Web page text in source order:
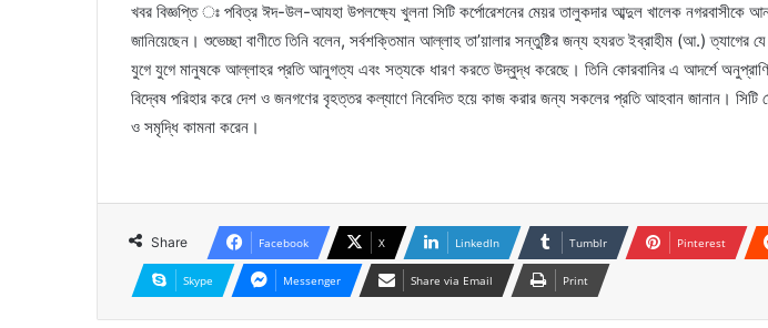
খবর বিজ্ঞপ্তি ঃ পবিত্র ঈদ-উল-আযহা উপলক্ষ্যে খুলনা সিটি কর্পোরেশনের মেয়র তালুকদার আব্দুল খালেক নগরবাসীকে
জানিয়েছেন। শুভেচ্ছা বাণীতে তিনি বলেন, সর্বশক্তিমান আল্লাহ তা’য়ালার সন্তুষ্টির জন্য হযরত ইব্রাহীম (আ.) ত্যাগের
যুগে যুগে মানুষকে আল্লাহর প্রতি আনুগত্য এবং সত্যকে ধারণ করতে উদ্বুদ্ধ করেছে। তিনি কোরবানির এ আদর্শে
বিদ্বেষ পরিহার করে দেশ ও জনগণের বৃহত্তর কল্যাণে নিবেদিত হয়ে কাজ করার জন্য সকলের প্রতি আহবান জানান।
ও সমৃদ্ধি কামনা করেন।
Share Facebook X LinkedIn Tumblr Pinterest
Skype Messenger Share via Email Print